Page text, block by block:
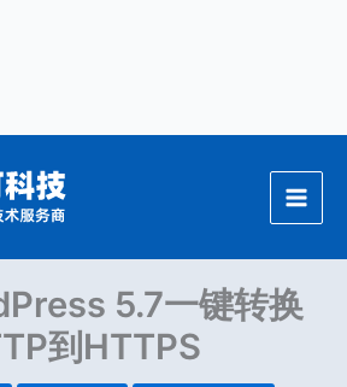
5.7一键转换
到HTTPS